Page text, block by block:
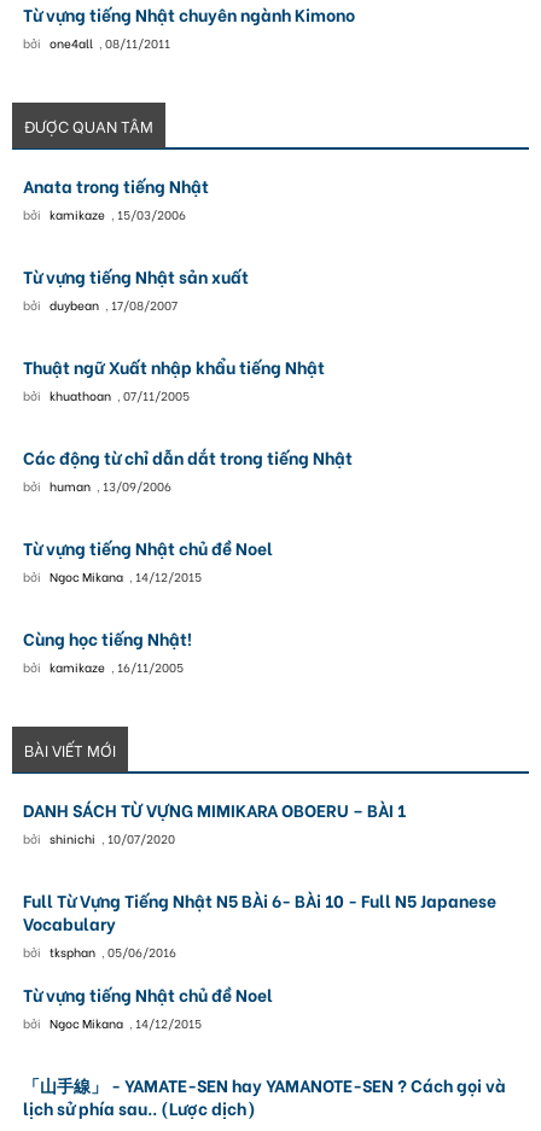
Từ vựng tiếng Nhật chuyên ngành Kimono
bởi one4all , 08/11/2011
ĐƯỢC QUAN TÂM
Anata trong tiếng Nhật
bởi kamikaze , 15/03/2006
Từ vựng tiếng Nhật sản xuất
bởi duybean , 17/08/2007
Thuật ngữ Xuất nhập khẩu tiếng Nhật
bởi khuathoan , 07/11/2005
Các động từ chỉ dẫn dắt trong tiếng Nhật
bởi human , 13/09/2006
Từ vựng tiếng Nhật chủ đề Noel
bởi Ngoc Mikana , 14/12/2015
Cùng học tiếng Nhật!
bởi kamikaze , 16/11/2005
BÀI VIẾT MỚI
DANH SÁCH TỪ VỰNG MIMIKARA OBOERU – BÀI 1
bởi shinichi , 10/07/2020
Full Từ Vựng Tiếng Nhật N5 BÀi 6- BÀi 10 - Full N5 Japanese
Vocabulary
bởi tksphan , 05/06/2016
Từ vựng tiếng Nhật chủ đề Noel
bởi Ngoc Mikana , 14/12/2015
「山手線」 - YAMATE-SEN hay YAMANOTE-SEN ? Cách gọi và
lịch sử phía sau.. (Lược dịch)